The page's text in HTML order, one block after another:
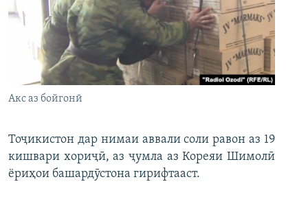
Акс аз бойгонӣ
Тоҷикистон дар нимаи аввали соли равон аз 19
кишвари хориҷӣ, аз ҷумла аз Кореяи Шимолӣ
ёриҳои башардӯстона гирифтааст.